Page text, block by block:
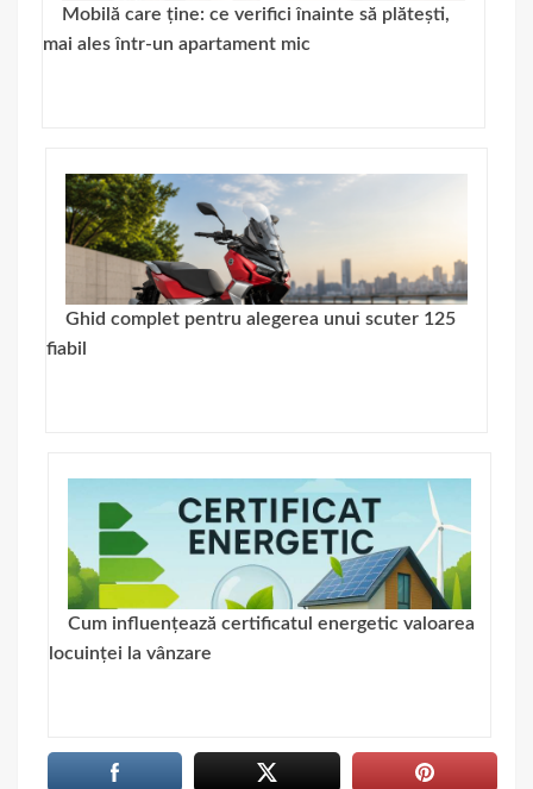
Mobilă care ține: ce verifici înainte să plătești,
mai ales într-un apartament mic
Ghid complet pentru alegerea unui scuter 125
fiabil
Cum influențează certificatul energetic valoarea
locuinței la vânzare